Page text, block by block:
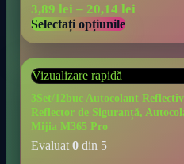
3,89 lei – 20,14 lei
Selectați opțiunile
Vizualizare rapidă
3Set/12buc Autocolant
Reflector de Siguranță,
Mijia M365 Pro
Evaluat 0 din 5